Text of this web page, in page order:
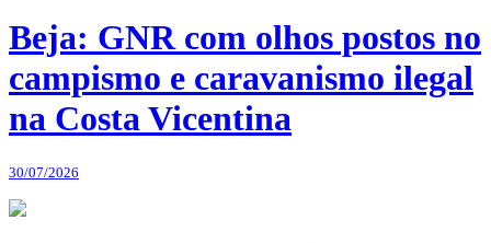
Beja: GNR com olhos postos no
campismo e caravanismo ilegal
na Costa Vicentina
30/07/2026